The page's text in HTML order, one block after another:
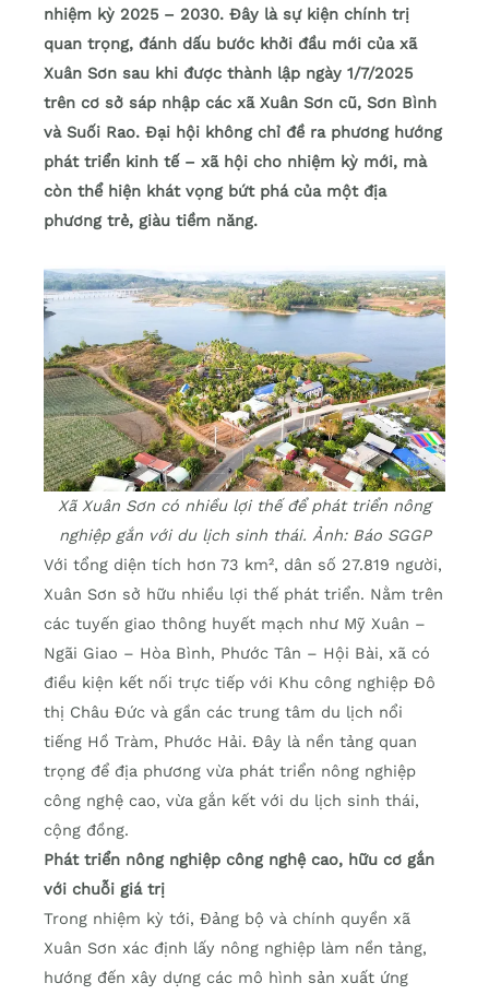
nhiệm kỳ 2025 – 2030. Đây là sự kiện chính trị
quan trọng, đánh dấu bước khởi đầu mới của xã
Xuân Sơn sau khi được thành lập ngày 1/7/2025
trên cơ sở sáp nhập các xã Xuân Sơn cũ, Sơn Bình
và Suối Rao. Đại hội không chỉ đề ra phương hướng
phát triển kinh tế – xã hội cho nhiệm kỳ mới, mà
còn thể hiện khát vọng bứt phá của một địa
phương trẻ, giàu tiềm năng.
Xã Xuân Sơn có nhiều lợi thế để phát triển nông
nghiệp gắn với du lịch sinh thái. Ảnh: Báo SGGP
Với tổng diện tích hơn 73 km², dân số 27.819 người,
Xuân Sơn sở hữu nhiều lợi thế phát triển. Nằm trên
các tuyến giao thông huyết mạch như Mỹ Xuân –
Ngãi Giao – Hòa Bình, Phước Tân – Hội Bài, xã có
điều kiện kết nối trực tiếp với Khu công nghiệp Đô
thị Châu Đức và gần các trung tâm du lịch nổi
tiếng Hồ Tràm, Phước Hải. Đây là nền tảng quan
trọng để địa phương vừa phát triển nông nghiệp
công nghệ cao, vừa gắn kết với du lịch sinh thái,
cộng đồng.
Phát triển nông nghiệp công nghệ cao, hữu cơ gắn
với chuỗi giá trị
Trong nhiệm kỳ tới, Đảng bộ và chính quyền xã
Xuân Sơn xác định lấy nông nghiệp làm nền tảng,
hướng đến xây dựng các mô hình sản xuất ứng